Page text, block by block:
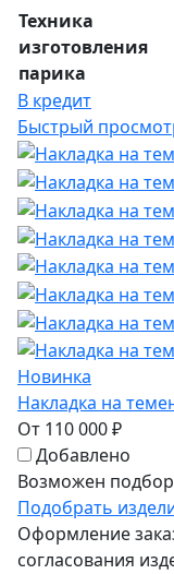
Техника
изготовления
парика
В кредит
Быстрый
Новинка
Накладка на
От 110 000 ₽
Добавлено
Возможен
Подобрать
Оформление
согласования